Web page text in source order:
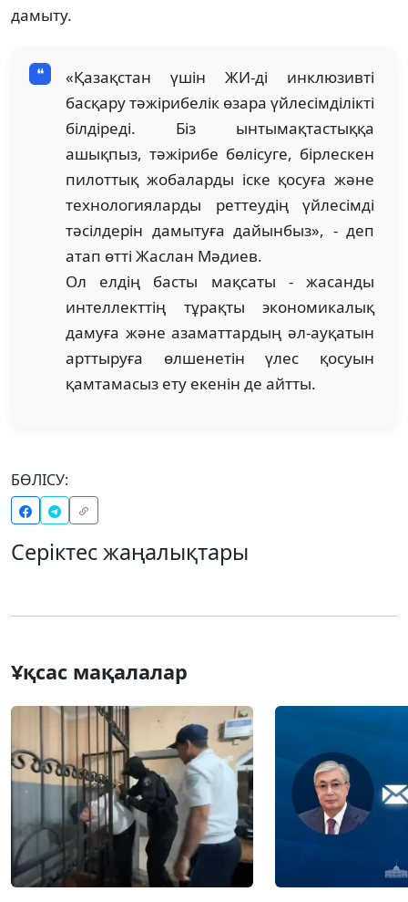
дамыту.
«Қазақстан үшін ЖИ-ді инклюзивті
басқару тәжірибелік өзара үйлесімділікті
білдіреді. Біз ынтымақтастыққа
ашықпыз, тәжірибе бөлісуге, бірлескен
пилоттық жобаларды іске қосуға және
технологияларды реттеудің үйлесімді
тәсілдерін дамытуға дайынбыз», - деп
атап өтті Жаслан Мәдиев.
Ол елдің басты мақсаты - жасанды
интеллекттің тұрақты экономикалық
дамуға және азаматтардың әл-ауқатын
арттыруға өлшенетін үлес қосуын
қамтамасыз ету екенін де айтты.
БӨЛІСУ:
Серіктес жаңалықтары
Ұқсас мақалалар